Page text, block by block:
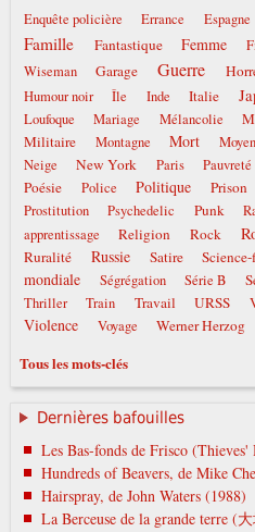
Enquête policière Errance Espagne
Famille Fantastique Femme
Wiseman
Garage Guerre
Humour noir Île Inde Italie
Loufoque
Mariage Mélancolie
Militaire
Montagne Mort
Neige
New York Paris Pauvreté
Poésie
Police Politique Prison
Prostitution
Psychedelic Punk
apprentissage
Religion Rock
Ruralité Russie Satire
mondiale
Ségrégation Série B
Thriller
Train Travail URSS
Violence Voyage Werner Herzog
Tous les mots-clés
Dernières bafouilles
Les Bas-fonds de Frisco
Hundreds of Beavers, de Mike
Hairspray, de John Waters (1988)
La Berceuse de la grande terre (